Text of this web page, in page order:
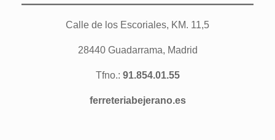
Calle de los Escoriales, KM. 11,5
28440 Guadarrama, Madrid
Tfno.: 91.854.01.55
ferreteriabejerano.es